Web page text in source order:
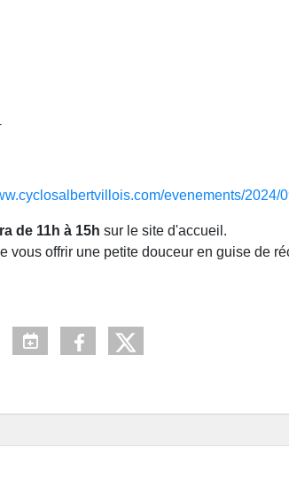
+
evenements/2024/
de 11h à 15h sur le site d'accueil.
offrir une petite douceur en guise de